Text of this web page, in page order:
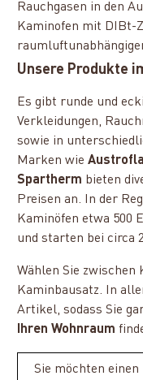
Rauchgasen in den
Kaminofen mit DIBt-
Unsere Produkte
Es gibt runde und
Verkleidungen,
sowie in
Marken wie
Spartherm bieten
Preisen an. In der
Kaminöfen etwa 500
und starten bei circa
Wählen Sie zwischen
Kaminbausatz. In
Artikel, sodass Sie
Ihren Wohnraum
Sie möchten